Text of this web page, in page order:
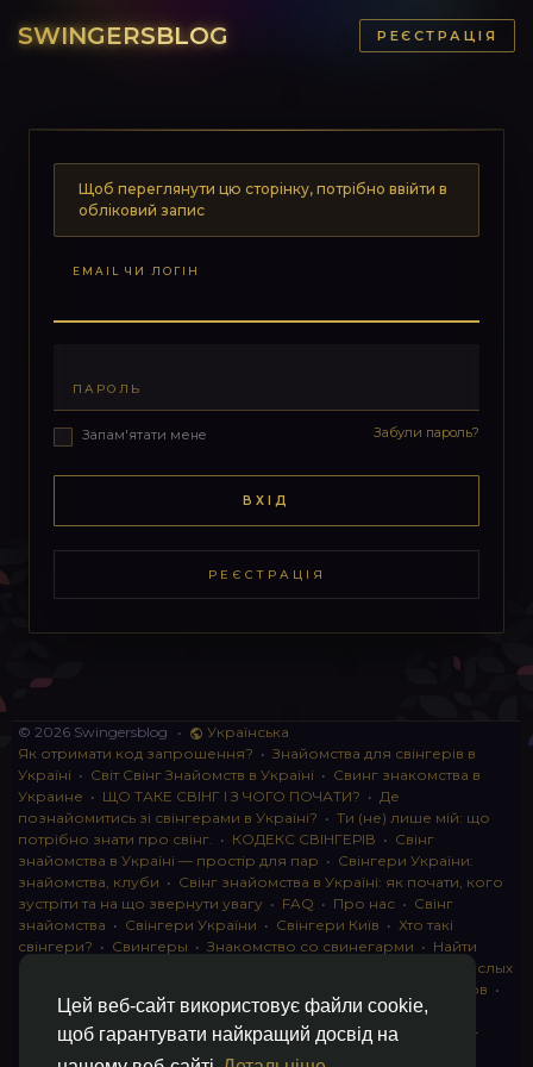
Цей веб-сайт використовує файли cookie,
щоб гарантувати найкращий досвід на
SWINGERSBLOG РЕЄСТРАЦІЯ
Щоб переглянути цю сторінку, потрібно ввійти в
обліковий запис
EMAIL ЧИ ЛОГІН
ПАРОЛЬ
Запам'ятати мене Забули пароль?
ВХІД
РЕЄСТРАЦІЯ
© 2026 Swingersblog •
Українська
Як отримати код запрошення? • Знайомства для свінгерів в
Україні • Світ Свінг Знайомств в Україні • Свинг знакомства в
Украине • ЩО ТАКЕ СВІНГ І З ЧОГО ПОЧАТИ? • Де
познайомитись зі свінгерами в Україні? • Ти (не) лише мій: що
потрібно знати про свінг. • КОДЕКС СВІНГЕРІВ • Свінг
знайомства в Україні — простір для пар • Свінгери України:
знайомства, клуби • Свінг знайомства в Україні: як почати, кого
зустріти та на що звернути увагу • FAQ • Про нас • Свінг
знайомства • Свінгери України • Свінгери Київ • Хто такі
свінгери? • Свингеры • Знакомство со свинегарми • Найти
instagram для взрослых
Клуб свингеров •
Конфіденційність• Правила• Партнерська програма
Свингеры •Свинг-пати•О свингерах откровенно
Свинг-
клуб: что это и как работает